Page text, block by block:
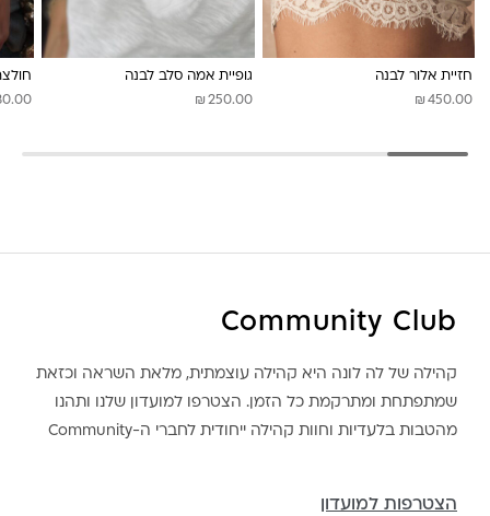
חזיית אלור לבנה
₪ 450.00
גופיית אמה סלב לבנה
₪ 250.00
Community Club
קהילה של לה לונה היא קהילה עוצמתית, מלאת השראה וכזאת
שמתפתחת ומתרקמת כל הזמן. הצטרפו למועדון שלנו ותהנו
מהטבות בלעדיות וחוות קהילה ייחודית לחברי ה-Community
הצטרפות למועדון